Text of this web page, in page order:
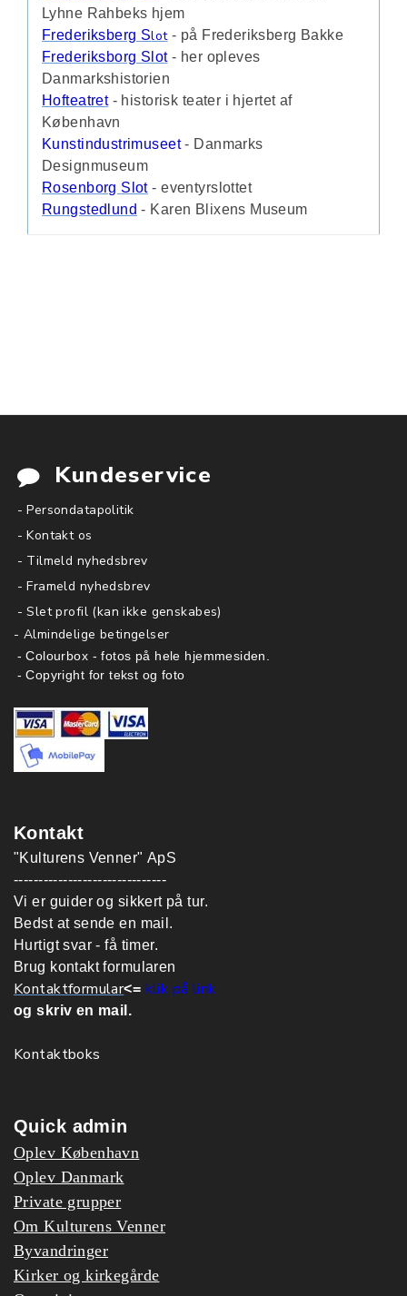
Lyhne Rahbeks hjem
Frederiksberg Slot- på Frederiksberg Bakke
Frederiksborg Slot- her opleves
Danmarkshistorien
Hofteatret- historisk teater i hjertet af
København
Kunstindustrimuseet- Danmarks
Designmuseum
Rosenborg Slot- eventyrslottet
Rungstedlund - Karen Blixens Museum
Kundeservice
- Persondatapolitik
- Kontakt os
- Tilmeld nyhedsbrev
- Frameld nyhedsbrev
- Slet profil (kan ikke genskabes)
- Almindelige betingelser
- Colourbox - fotos på hele hjemmesiden.
- Copyright for tekst og foto
Kontakt
"Kulturens Venner" ApS
-------------------------------
Vi er guider og sikkert på tur.
Bedst at sende en mail.
Hurtigt svar - få timer.
Brug kontakt formularen
Kontaktformular<= klik på link
og skriv en mail.
Kontaktboks
Quick admin
Oplev København
Oplev Danmark
Private grupper
Om Kulturens Venner
Byvandringer
Kirker og kirkegårde